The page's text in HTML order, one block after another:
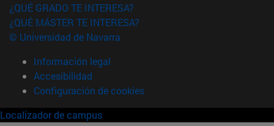
¿QUÉ GRADO TE INTERESA?
¿QUÉ MÁSTER TE INTERESA?
© Universidad de Navarra
Información legal
Accesibilidad
Configuración de cookies
Localizador de campus